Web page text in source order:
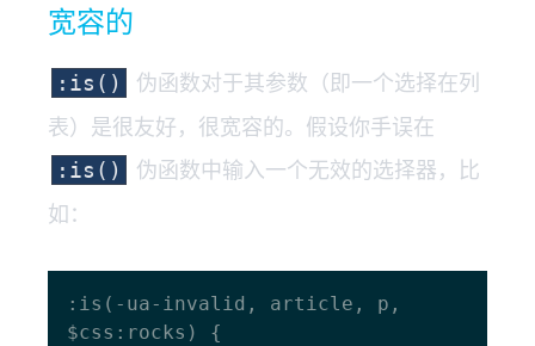
宽容的
:is()
伪函数对于其参数（即一个选择在列
表）是很友好，很宽容的。假设你手误在
:is()
伪函数中输入一个无效的选择器，比
如：
:is(-ua-invalid, article, p,
$css:rocks) {